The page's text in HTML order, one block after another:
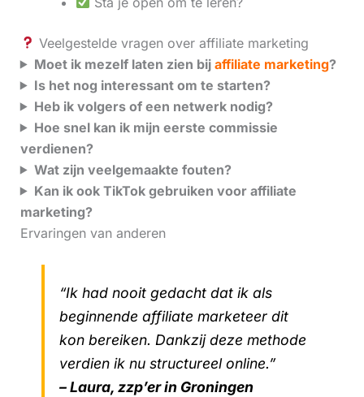
Veelgestelde vragen over affiliate marketing
Moet ik mezelf laten zien bij affiliate marketing?
Is het nog interessant om te starten?
Heb ik volgers of een netwerk nodig?
Hoe snel kan ik mijn eerste commissie
verdienen?
Wat zijn veelgemaakte fouten?
Kan ik ook TikTok gebruiken voor affiliate
marketing?
Ervaringen van anderen
“Ik had nooit gedacht dat ik als
beginnende affiliate marketeer dit
kon bereiken. Dankzij deze methode
verdien ik nu structureel online.”
– Laura, zzp’er in Groningen